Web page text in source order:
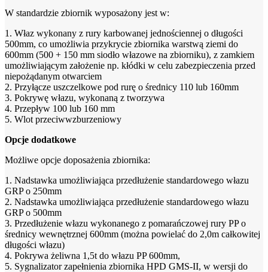
W standardzie zbiornik wyposażony jest w:
1. Właz wykonany z rury karbowanej jednościennej o długości
500mm, co umożliwia przykrycie zbiornika warstwą ziemi do
600mm (500 + 150 mm siodło włazowe na zbiorniku), z zamkiem
umożliwiającym założenie np. kłódki w celu zabezpieczenia przed
niepożądanym otwarciem
2. Przyłącze uszczelkowe pod rurę o średnicy 110 lub 160mm
3. Pokrywę włazu, wykonaną z tworzywa
4. Przepływ 100 lub 160 mm
5. Wlot przeciwwzburzeniowy
Opcje dodatkowe
Możliwe opcje doposażenia zbiornika:
1. Nadstawka umożliwiająca przedłużenie standardowego włazu
GRP o 250mm
2. Nadstawka umożliwiająca przedłużenie standardowego włazu
GRP o 500mm
3. Przedłużenie włazu wykonanego z pomarańczowej rury PP o
średnicy wewnętrznej 600mm (można powielać do 2,0m całkowitej
długości włazu)
4. Pokrywa żeliwna 1,5t do włazu PP 600mm,
5. Sygnalizator zapełnienia zbiornika HPD GMS-II, w wersji do